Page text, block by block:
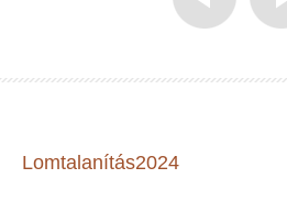
Lomtalanítás2024